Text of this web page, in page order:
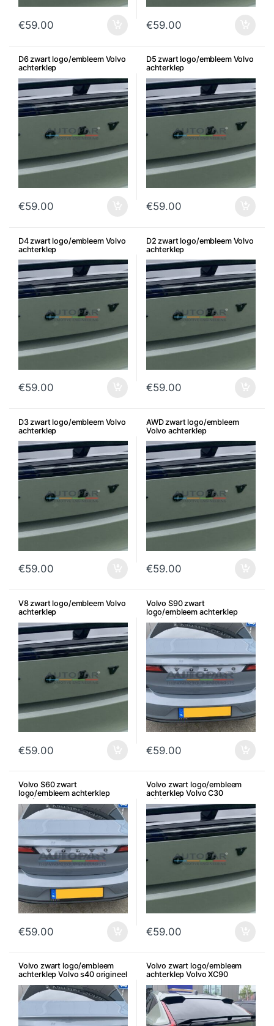
€59.00 €59.00
D6 zwart logo/embleem Volvo
achterklep
€59.00
D5 zwart logo/embleem Volvo
achterklep
€59.00
D4 zwart logo/embleem Volvo
achterklep
€59.00
D2 zwart logo/embleem Volvo
achterklep
€59.00
D3 zwart logo/embleem Volvo
achterklep
€59.00
AWD zwart logo/embleem
Volvo achterklep
€59.00
V8 zwart logo/embleem Volvo
achterklep
€59.00
Volvo S90 zwart
logo/embleem achterklep
origineel
€59.00
Volvo S60 zwart
logo/embleem achterklep
origineel
€59.00
Volvo zwart logo/embleem
achterklep Volvo C30
origineel
€59.00
Volvo zwart logo/embleem
achterklep Volvo s40 origineel
Volvo zwart logo/embleem
achterklep Volvo XC90
origineel